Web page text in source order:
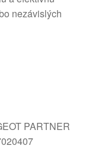
nezávislých
PARTNER